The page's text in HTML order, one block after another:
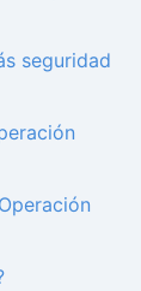
seguridad